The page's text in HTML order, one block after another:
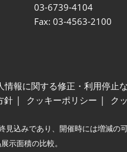
03-6739-4104
Fax: 03-4563-2100
情報に関する修正・利用停止
針
クッキーポリシー ク
込みであり、開催時には増減の可
示面積の比較。